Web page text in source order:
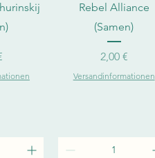
Rebel Alliance
(Samen)
Preis
2,00 €
Versandinformationen